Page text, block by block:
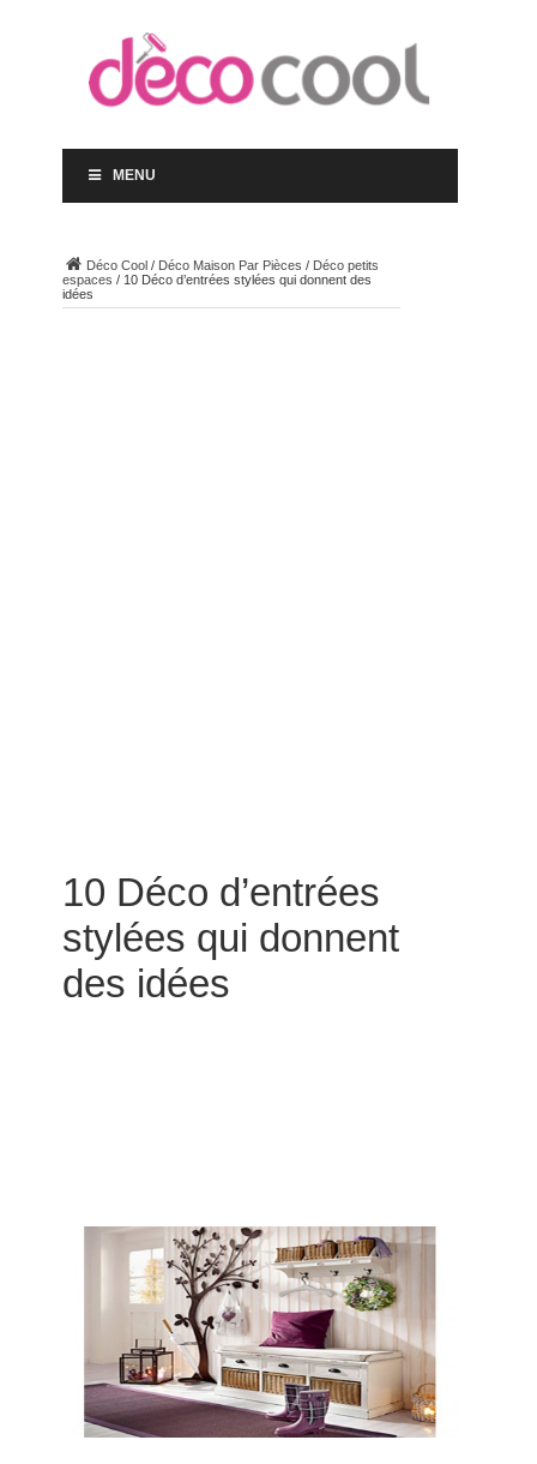
MENU
Déco Cool/ Déco Maison Par Pièces / Déco petits
espaces / 10 Déco d’entrées stylées qui donnent des
idées
10 Déco d’entrées
stylées qui donnent
des idées